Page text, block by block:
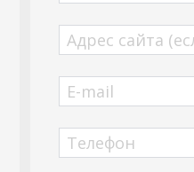
Адрес сайта
E-mail
Телефон